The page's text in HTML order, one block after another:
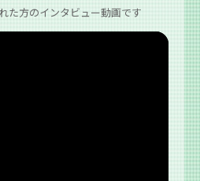
た方のインタビュー動画です